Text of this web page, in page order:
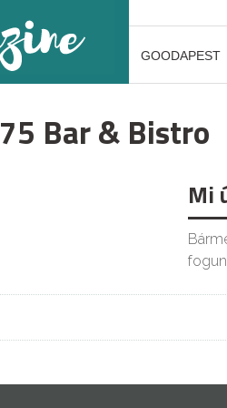
GOODAPEST
75 Bar & Bistro
Mi